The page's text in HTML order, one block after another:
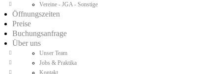
Vereine - JGA - Sonstige
Öffnungszeiten
Preise
Buchungsanfrage
Über uns
Unser Team
Jobs & Praktika
Kontakt